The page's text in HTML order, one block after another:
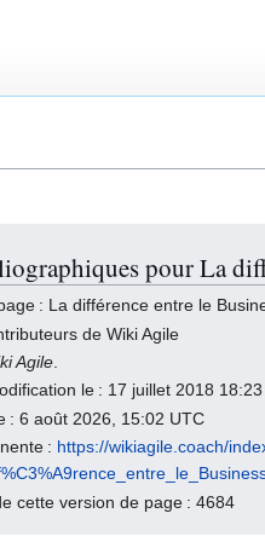
pour La
: La différence entre le
de Wiki Agile
Agile
le : 17 juillet 2018
: 6 août 2026, 15:02 UTC
: https://wikiagile.coach/
cette version de page : 4684